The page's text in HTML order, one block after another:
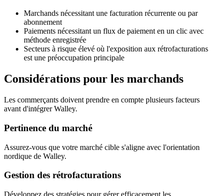
Marchands nécessitant une facturation récurrente ou par
abonnement
Paiements nécessitant un flux de paiement en un clic avec
méthode enregistrée
Secteurs à risque élevé où l'exposition aux rétrofacturations
est une préoccupation principale
Considérations pour les marchands
Les commerçants doivent prendre en compte plusieurs facteurs
avant d'intégrer Walley.
Pertinence du marché
Assurez-vous que votre marché cible s'aligne avec l'orientation
nordique de Walley.
Gestion des rétrofacturations
Développez des stratégies pour gérer efficacement les